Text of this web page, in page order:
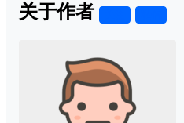
关于作者